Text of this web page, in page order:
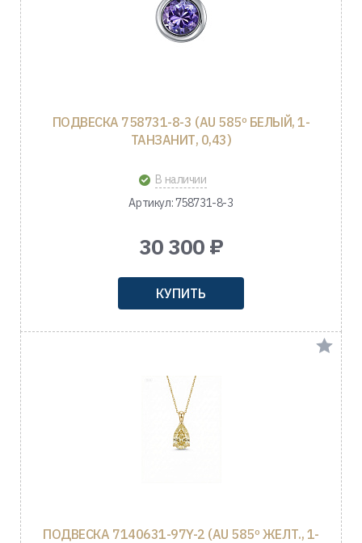
ПОДВЕСКА 758731-8-3 (AU 585º БЕЛЫЙ, 1-
ТАНЗАНИТ, 0,43)
В наличии
Артикул: 758731-8-3
30 300 ₽
КУПИТЬ
ПОДВЕСКА 7140631-97Y-2 (AU 585º ЖЕЛТ., 1-